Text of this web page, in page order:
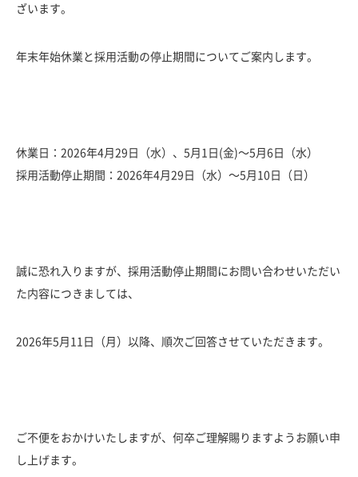
NEW GRADUATE
キャリア採用
MID-CAREER
セキュリティポリシー
ざいます。
年末年始休業と採用活動の停止期間についてご案内します。
休業日：2026年4月29日（水）、5月1日(金)～5月6日（水）
採用活動停止期間：2026年4月29日（水）～5月10日（日）
誠に恐れ入りますが、採用活動停止期間にお問い合わせいただい
た内容につきましては、
2026年5月11日（月）以降、順次ご回答させていただきます。
ご不便をおかけいたしますが、何卒ご理解賜りますようお願い申
し上げます。